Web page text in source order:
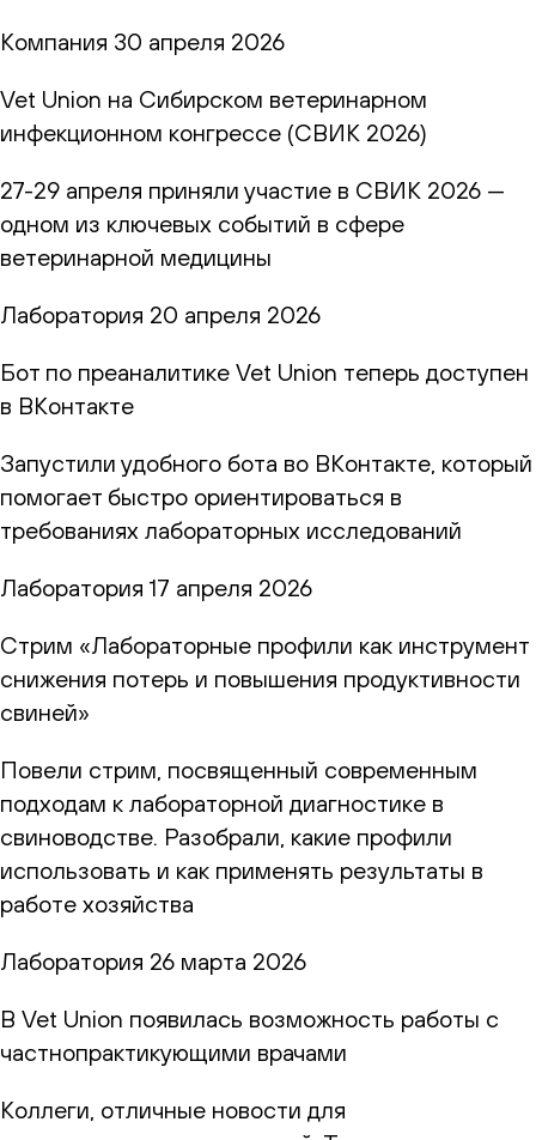
Компания 30 апреля 2026
Vet Union на Сибирском ветеринарном
инфекционном конгрессе (СВИК 2026)
27-29 апреля приняли участие в СВИК 2026 —
одном из ключевых событий в сфере
ветеринарной медицины
Лаборатория 20 апреля 2026
Бот по преаналитике Vet Union теперь доступен
в ВКонтакте
Запустили удобного бота во ВКонтакте, который
помогает быстро ориентироваться в
требованиях лабораторных исследований
Лаборатория 17 апреля 2026
Стрим «Лабораторные профили как инструмент
снижения потерь и повышения продуктивности
свиней»
Повели стрим, посвященный современным
подходам к лабораторной диагностике в
свиноводстве. Разобрали, какие профили
использовать и как применять результаты в
работе хозяйства
Лаборатория 26 марта 2026
В Vet Union появилась возможность работы с
частнопрактикующими врачами
Коллеги, отличные новости для